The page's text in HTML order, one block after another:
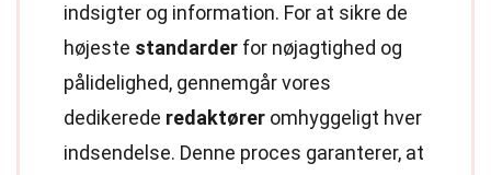
indsigter og information. For at sikre de
højeste standarder for nøjagtighed og
pålidelighed, gennemgår vores
dedikerede redaktører omhyggeligt hver
indsendelse. Denne proces garanterer, at